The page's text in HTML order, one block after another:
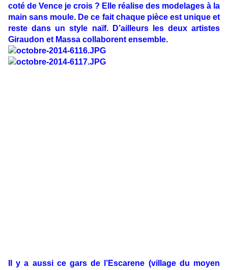
coté de Vence je crois ? Elle réalise des modelages à la
main sans moule. De ce fait chaque pièce est unique et
reste dans un style naïf. D’ailleurs les deux artistes
Giraudon et Massa collaborent ensemble.
Il y a aussi ce gars de l’Escarene (village du moyen